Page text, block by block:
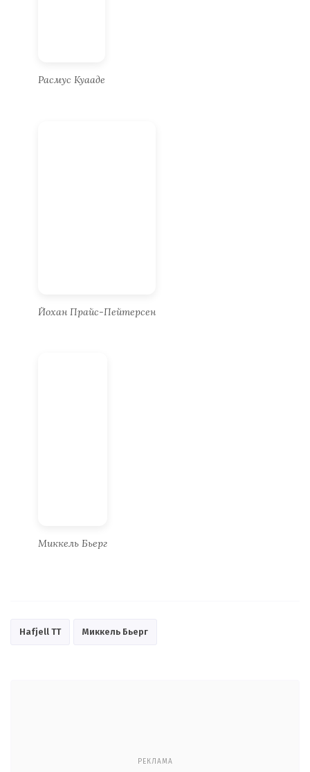
Расмус Куааде
Йохан Прайс-Пейтерсен
Миккель Бьерг
Hafjell TT Миккель Бьерг
РЕКЛАМА